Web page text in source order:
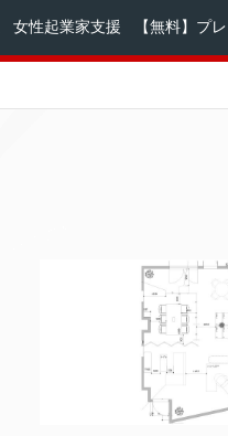
女性起業家支援 【無料】プ